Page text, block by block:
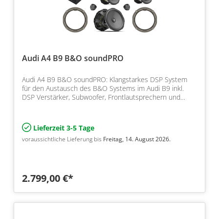
Audi A4 B9 B&O soundPRO
Audi A4 B9 B&O soundPRO: Klangstarkes DSP System
für den Austausch des B&O Systems im Audi B9 inkl.
DSP Verstärker, Subwoofer, Frontlautsprechern und
Lieferzeit 3-5 Tage
voraussichtliche Lieferung bis Freitag, 14. August 2026.
2.799,00 €*